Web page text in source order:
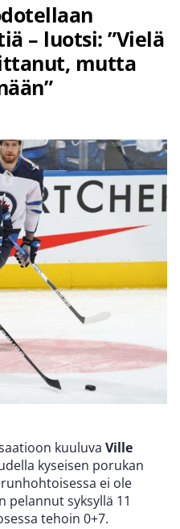
– luotsi: ”Vielä
mutta
kuuluva Ville
kyseisen porukan
ei ole
pelannut syksyllä 11
tehoin 0+7.